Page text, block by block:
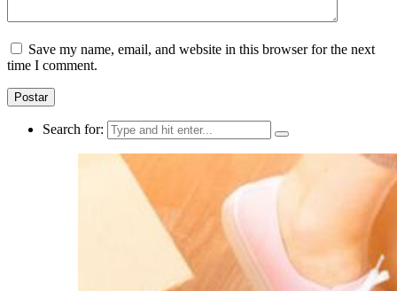
Save my name, email, and website in this browser for the next
time I comment.
Search for: